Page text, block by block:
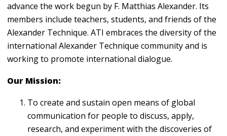
advance the work begun by F. Matthias Alexander. Its
members include teachers, students, and friends of the
Alexander Technique. ATI embraces the diversity of the
international Alexander Technique community and is
working to promote international dialogue.
Our Mission:
To create and sustain open means of global
communication for people to discuss, apply,
research, and experiment with the discoveries of